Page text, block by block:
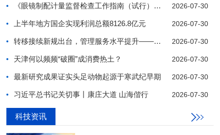
1 2 3 4 5 6 7 8 9 10
《眼镜制配计量监督检查工作指南（试行）》发布 2026-07-30
上半年地方国企实现利润总额8126.8亿元 2026-07-30
转移接续新规出台，管理服务水平提升——企业年金“ 2026-07-30
天津何以频频“破圈”成消费热土？ 2026-07-30
最新研究成果证实头足动物起源于寒武纪早期 2026-07-30
习近平总书记关切事丨康庄大道 山海偕行 2026-07-30
科技资讯